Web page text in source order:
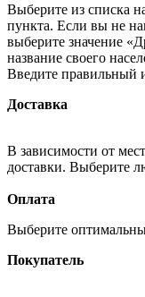
Выберите из списка
пункта. Если вы не
выберите значение
название своего
Введите правильный
Доставка
В зависимости от
доставки. Выберите
Оплата
Выберите
Покупатель